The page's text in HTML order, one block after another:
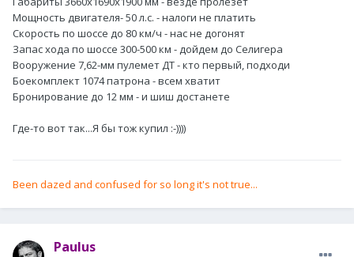
Мощность двигателя- 50 л.с. - налоги не платить
Скорость по шоссе до 80 км/ч - нас не догонят
Запас хода по шоссе 300-500 км - дойдем до Селигера
Вооружение 7,62-мм пулемет ДТ - кто первый, подходи
Боекомплект 1074 патрона - всем хватит
Бронирование до 12 мм - и шиш достанете
Где-то вот так...Я бы тож купил :-))))
Been dazed and confused for so long it's not true...
Paulus